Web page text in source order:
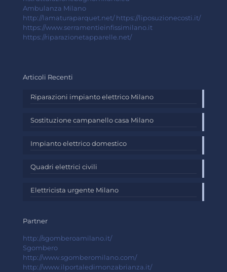
Ambulanza Milano
http://lamaturaparquet.net/ https://liposuzionecosti.it/
https://www.serramentieinfissimilano.it
https://riparazionetapparelle.net/
Articoli Recenti
Riparazioni impianto elettrico Milano
Sostituzione campanello casa Milano
Impianto elettrico domestico
Quadri elettrici civili
Elettricista urgente Milano
Partner
http://sgomberoamilano.it/
Sgombero
http://www.sgomberomilano.com/
http://www.ilportaledimonzabrianza.it/